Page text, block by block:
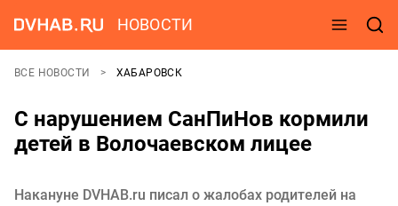
НОВОСТИ
ВСЕ НОВОСТИ ХАБАРОВСК
С нарушением СанПиНов кормили
детей в Волочаевском лицее
Накануне DVHAB.ru писал о жалобах родителей на